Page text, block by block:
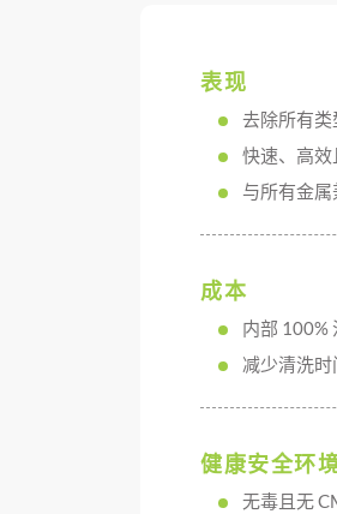
表现
去除所有
快速、高
与所有金属
成本
内部 100%
减少清洗时
健康安全环
无毒且无